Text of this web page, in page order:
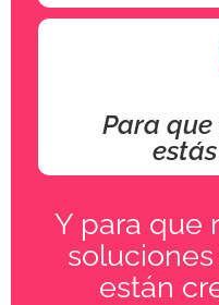
Para
Y para que
están